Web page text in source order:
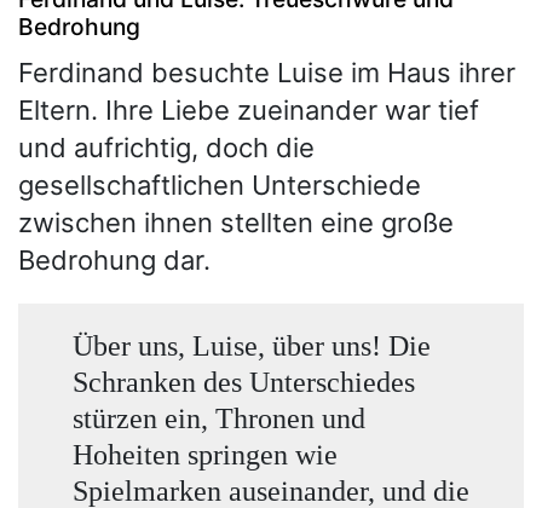
Bedrohung
Ferdinand besuchte Luise im Haus ihrer
Eltern. Ihre Liebe zueinander war tief
und aufrichtig, doch die
gesellschaftlichen Unterschiede
zwischen ihnen stellten eine große
Bedrohung dar.
Über uns, Luise, über uns! Die
Schranken des Unterschiedes
stürzen ein, Thronen und
Hoheiten springen wie
Spielmarken auseinander, und die